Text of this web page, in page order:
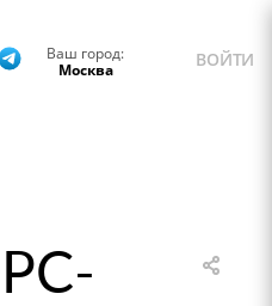
Ваш город:
Москва
ВОЙТИ